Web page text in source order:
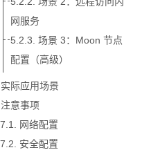
网服务
场景 3：Moon 节点
配置（高级）
实际应用场景
注意事项
网络配置
安全配置